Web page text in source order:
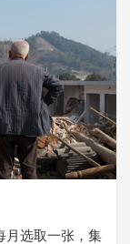
月选取一张，集